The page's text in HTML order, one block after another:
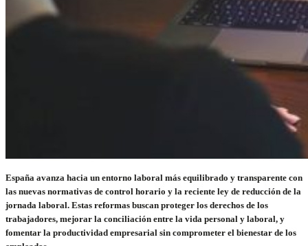
España avanza hacia un entorno laboral más equilibrado y transparente con
las nuevas normativas de control horario y la reciente ley de reducción de la
jornada laboral. Estas reformas buscan proteger los derechos de los
trabajadores, mejorar la conciliación entre la vida personal y laboral, y
fomentar la productividad empresarial sin comprometer el bienestar de los